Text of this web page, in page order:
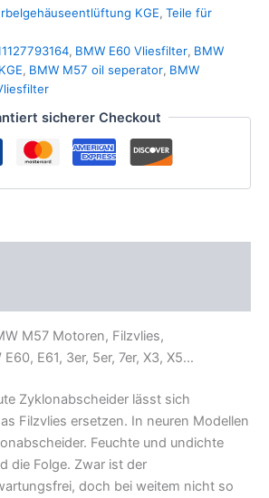
KGE, Teile für
, BMW E60 Vliesfilter, BMW
, BMW M57 oil seperator, BMW
sicherer Checkout
M57 Motoren, Filzvlies,
E60, E61, 3er, 5er, 7er, X3, X5…
Zyklonabscheider lässt sich
Filzvlies ersetzen. In neuren Modellen
Feuchte und undichte
die Folge. Zwar ist der
doch bei weitem nicht so